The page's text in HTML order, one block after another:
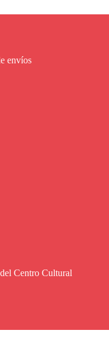
envíos
Centro Cultural